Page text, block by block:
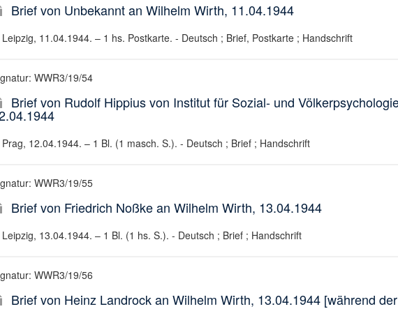
Brief von Unbekannt an Wilhelm Wirth, 11.04.1944
Leipzig, 11.04.1944. – 1 hs. Postkarte. - Deutsch ; Brief, Postkarte ; Handschrift
WWR3/19/54
Brief von Rudolf Hippius von Institut für Sozial- und
Prag, 12.04.1944. – 1 Bl. (1 masch. S.). - Deutsch ; Brief ; Handschrift
WWR3/19/55
Brief von Friedrich Noßke an Wilhelm Wirth, 13.04.1944
Leipzig, 13.04.1944. – 1 Bl. (1 hs. S.). - Deutsch ; Brief ; Handschrift
WWR3/19/56
Brief von Heinz Landrock an Wilhelm Wirth, 13.04.1944 [während